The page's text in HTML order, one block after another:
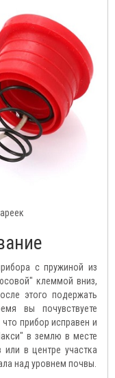
с пружиной из
клеммой вниз,
этого подержать
вы почувствуете
прибор исправен и
в землю в месте
или в центре участка
над уровнем почвы.